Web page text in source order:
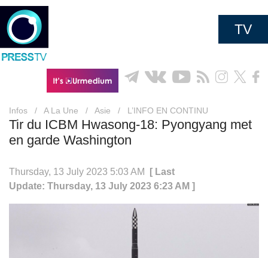
TV
Infos / A La Une / Asie / L’INFO EN CONTINU
Tir du ICBM Hwasong-18: Pyongyang met
en garde Washington
Thursday, 13 July 2023 5:03 AM
[ Last
Update: Thursday, 13 July 2023 6:23 AM ]